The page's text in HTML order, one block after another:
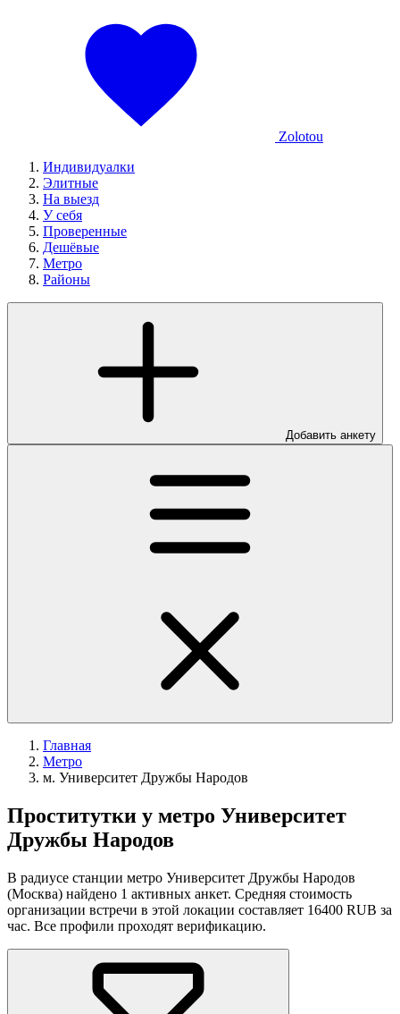
Zolotou
Индивидуалки
Элитные
На выезд
У себя
Проверенные
Дешёвые
Метро
Районы
Добавить анкету
Главная
Метро
м. Университет Дружбы Народов
Проститутки у метро Университет
Дружбы Народов
В радиусе станции метро Университет Дружбы Народов
(Москва) найдено 1 активных анкет. Средняя стоимость
организации встречи в этой локации составляет 16400 RUB за
час. Все профили проходят верификацию.